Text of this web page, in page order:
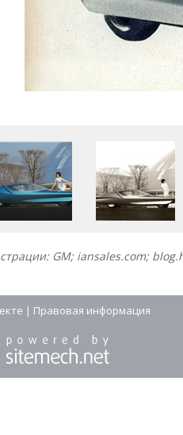
GM; iansales.com;
| Правовая информация